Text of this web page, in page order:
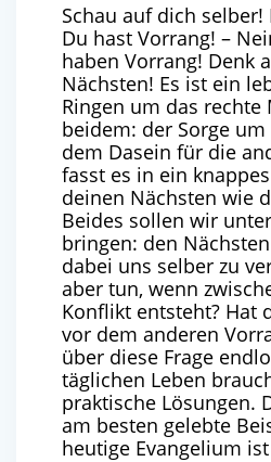
Schau auf dich selber!
Du hast Vorrang! –
haben Vorrang! Denk
Nächsten! Es ist ein
Ringen um das rechte
beidem: der Sorge
dem Dasein für die
fasst es in ein
deinen Nächsten wie
Beides sollen wir
bringen: den
dabei uns selber zu
aber tun, wenn
Konflikt entsteht? Hat
vor dem anderen
über diese Frage
täglichen Leben
praktische Lösungen.
am besten gelebte
heutige Evangelium